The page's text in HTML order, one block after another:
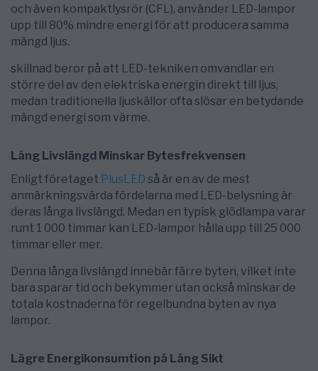
och även kompaktlysrör (CFL), använder LED-lampor
upp till 80% mindre energi för att producera samma
mängd ljus.
skillnad beror på att LED-tekniken omvandlar en
större del av den elektriska energin direkt till ljus,
medan traditionella ljuskällor ofta slösar en betydande
mängd energi som värme.
Lång Livslängd Minskar Bytesfrekvensen
Enligt företaget PlusLED så är en av de mest
anmärkningsvärda fördelarna med LED-belysning är
deras långa livslängd. Medan en typisk glödlampa varar
runt 1 000 timmar kan LED-lampor hålla upp till 25 000
timmar eller mer.
Denna långa livslängd innebär färre byten, vilket inte
bara sparar tid och bekymmer utan också minskar de
totala kostnaderna för regelbundna byten av nya
lampor.
Lägre Energikonsumtion på Lång Sikt